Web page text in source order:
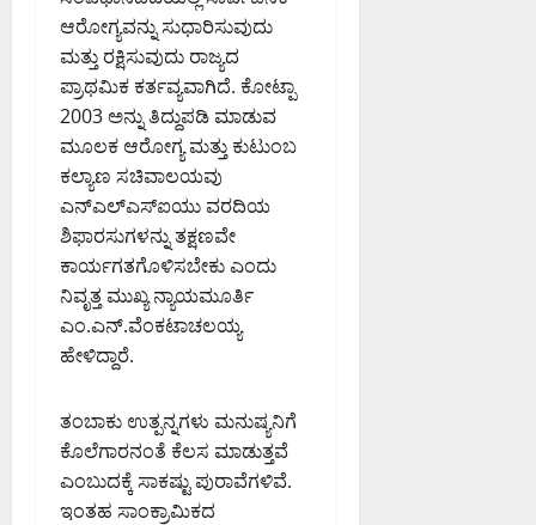
ಆರೋಗ್ಯವನ್ನು ಸುಧಾರಿಸುವುದು
ಮತ್ತು ರಕ್ಷಿಸುವುದು ರಾಜ್ಯದ
ಪ್ರಾಥಮಿಕ ಕರ್ತವ್ಯವಾಗಿದೆ. ಕೋಟ್ಪಾ
2003 ಅನ್ನು ತಿದ್ದುಪಡಿ ಮಾಡುವ
ಮೂಲಕ ಆರೋಗ್ಯ ಮತ್ತು ಕುಟುಂಬ
ಕಲ್ಯಾಣ ಸಚಿವಾಲಯವು
ಎನ್‌ಎಲ್‌ಎಸ್‌ಐಯು ವರದಿಯ
ಶಿಫಾರಸುಗಳನ್ನು ತಕ್ಷಣವೇ
ಕಾರ್ಯಗತಗೊಳಿಸಬೇಕು ಎಂದು
ನಿವೃತ್ತ ಮುಖ್ಯ ನ್ಯಾಯಮೂರ್ತಿ
ಎಂ.ಎನ್.ವೆಂಕಟಾಚಲಯ್ಯ
ಹೇಳಿದ್ದಾರೆ.
ತಂಬಾಕು ಉತ್ಪನ್ನಗಳು ಮನುಷ್ಯನಿಗೆ
ಕೊಲೆಗಾರನಂತೆ ಕೆಲಸ ಮಾಡುತ್ತವೆ
ಎಂಬುದಕ್ಕೆ ಸಾಕಷ್ಟು ಪುರಾವೆಗಳಿವೆ.
ಇಂತಹ ಸಾಂಕ್ರಾಮಿಕದ